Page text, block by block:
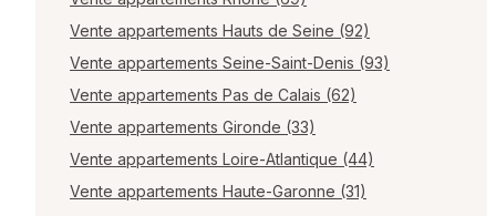
Vente appartements Hauts de Seine (92)
Vente appartements Seine-Saint-Denis (93)
Vente appartements Pas de Calais (62)
Vente appartements Gironde (33)
Vente appartements Loire-Atlantique (44)
Vente appartements Haute-Garonne (31)